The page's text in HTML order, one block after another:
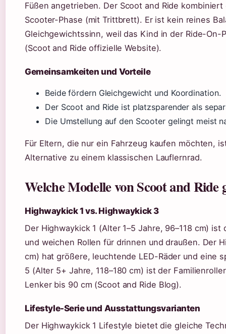
Füßen angetrieben. Der Scoot and Ride
Scooter-Phase (mit Trittbrett). Er ist kein reines
Gleichgewichtssinn, weil das Kind in der Ride-On-
(Scoot and Ride offizielle Website).
Gemeinsamkeiten und Vorteile
Beide fördern Gleichgewicht und Koordination.
Der Scoot and Ride ist platzsparender als
Die Umstellung auf den Scooter gelingt meist
Für Eltern, die nur ein Fahrzeug kaufen möchten,
Alternative zu einem klassischen Lauflernrad.
Welche Modelle von Scoot and Ride
Highwaykick 1 vs. Highwaykick 3
Der Highwaykick 1 (Alter 1–5 Jahre, 96–118 cm)
und weichen Rollen für drinnen und draußen. Der
cm) hat größere, leuchtende LED-Räder und eine
5 (Alter 5+ Jahre, 118–180 cm) ist der
Lenker bis 90 cm (Scoot and Ride Blog).
Lifestyle-Serie und Ausstattungsvarianten
Der Highwaykick 1 Lifestyle bietet die gleiche